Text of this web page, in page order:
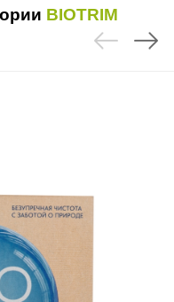
BIOTRIM